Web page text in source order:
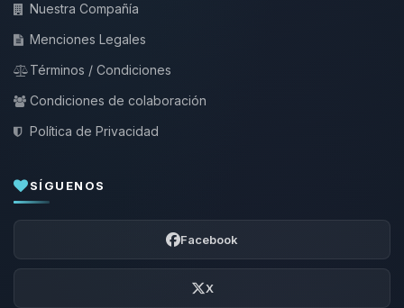
Nuestra Compañía
Menciones Legales
Términos / Condiciones
Condiciones de colaboración
Política de Privacidad
SÍGUENOS
Facebook
X